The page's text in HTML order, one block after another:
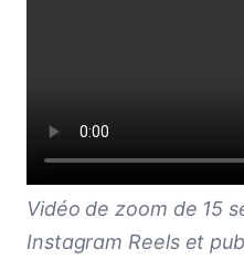
Vidéo de zoom de 15
Instagram Reels et